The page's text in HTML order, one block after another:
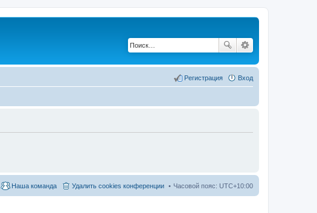
Вход
Регистрация
Часовой пояс: UTC+10:00
Удалить cookies конференции
Наша команда